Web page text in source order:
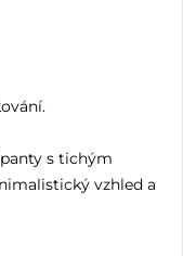
s tichým
vzhled a